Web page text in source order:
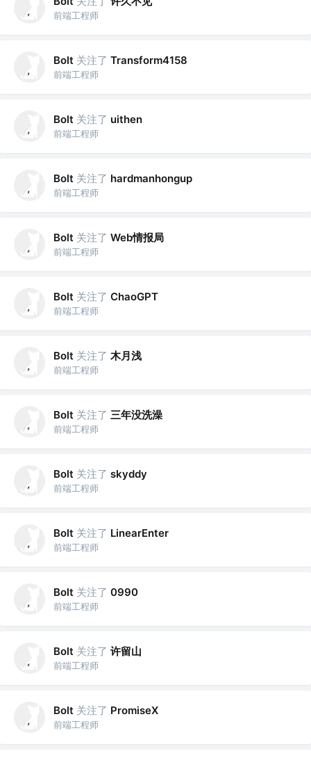
前端工程师
Bolt 关注了 Transform4158
前端工程师
Bolt 关注了 uithen
前端工程师
Bolt 关注了 hardmanhongup
前端工程师
Bolt 关注了 Web情报局
前端工程师
Bolt 关注了 ChaoGPT
前端工程师
Bolt 关注了 木月浅
前端工程师
Bolt 关注了 三年没洗澡
前端工程师
Bolt 关注了 skyddy
前端工程师
Bolt 关注了 LinearEnter
前端工程师
Bolt 关注了 0990
前端工程师
Bolt 关注了 许留山
前端工程师
Bolt 关注了 PromiseX
前端工程师